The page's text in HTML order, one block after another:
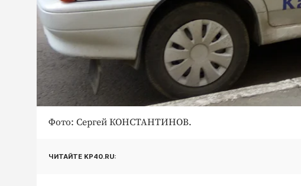
Фото: Сергей КОНСТАНТИНОВ.
ЧИТАЙТЕ KP40.RU: